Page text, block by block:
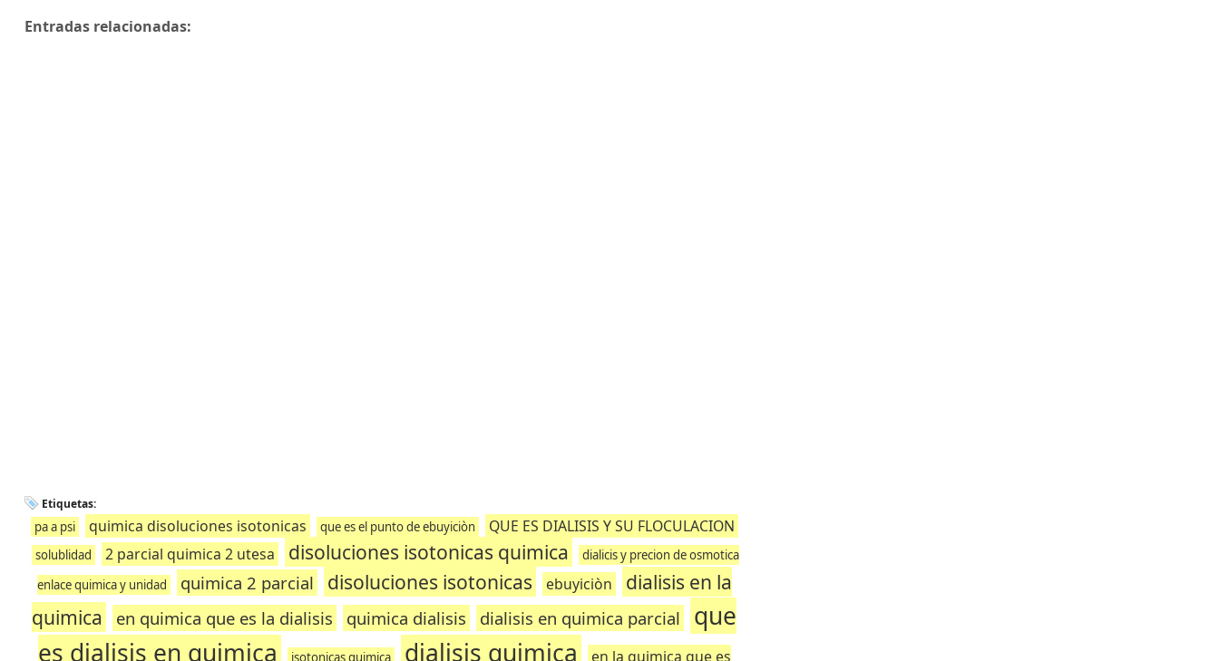
Entradas relacionadas:
Etiquetas:
pa a psi quimica disoluciones isotonicas que es el punto de ebuyiciòn QUE ES DIALISIS Y SU FLOCULACION
solublidad 2 parcial quimica 2 utesa disoluciones isotonicas quimica
dialicis y precion de osmotica
enlace quimica y unidad
quimica 2 parcial disoluciones isotonicas ebuyiciòn
dialisis en la
quimica
en quimica que es la dialisis quimica dialisis dialisis en quimica parcial
que
es dialisis en quimica
isotonicas quimica dialisis quimica en la quimica que es